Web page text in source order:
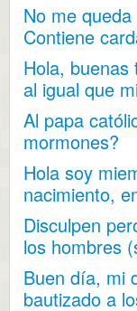
No me
Contiene
Hola, buenas
al igual que
Al papa
mormones?
Hola soy
nacimiento,
Disculpen
los hombres
Buen día, mi
bautizado a